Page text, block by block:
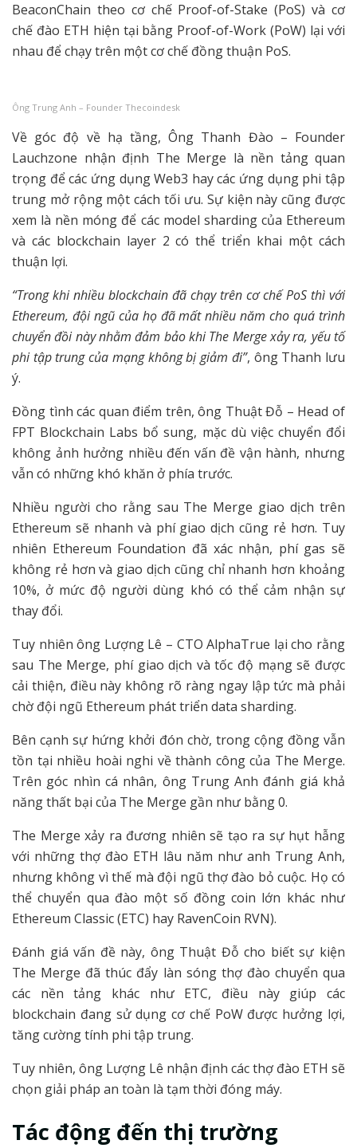
BeaconChain theo cơ chế Proof-of-Stake (PoS) và cơ
chế đào ETH hiện tại bằng Proof-of-Work (PoW) lại với
nhau để chạy trên một cơ chế đồng thuận PoS.
Ông Trung Anh – Founder Thecoindesk
Về góc độ về hạ tầng, Ông Thanh Đào – Founder
Lauchzone nhận định The Merge là nền tảng quan
trọng để các ứng dụng Web3 hay các ứng dụng phi tập
trung mở rộng một cách tối ưu. Sự kiện này cũng được
xem là nền móng để các model sharding của Ethereum
và các blockchain layer 2 có thể triển khai một cách
thuận lợi.
“Trong khi nhiều blockchain đã chạy trên cơ chế PoS thì với
Ethereum, đội ngũ của họ đã mất nhiều năm cho quá trình
chuyển đồi này nhằm đảm bảo khi The Merge xảy ra, yếu tố
phi tập trung của mạng không bị giảm đi”, ông Thanh lưu
ý.
Đồng tình các quan điểm trên, ông Thuật Đỗ – Head of
FPT Blockchain Labs bổ sung, mặc dù việc chuyển đổi
không ảnh hưởng nhiều đến vấn đề vận hành, nhưng
vẫn có những khó khăn ở phía trước.
Nhiều người cho rằng sau The Merge giao dịch trên
Ethereum sẽ nhanh và phí giao dịch cũng rẻ hơn. Tuy
nhiên Ethereum Foundation đã xác nhận, phí gas sẽ
không rẻ hơn và giao dịch cũng chỉ nhanh hơn khoảng
10%, ở mức độ người dùng khó có thể cảm nhận sự
thay đổi.
Tuy nhiên ông Lượng Lê – CTO AlphaTrue lại cho rằng
sau The Merge, phí giao dịch và tốc độ mạng sẽ được
cải thiện, điều này không rõ ràng ngay lập tức mà phải
chờ đội ngũ Ethereum phát triển data sharding.
Bên cạnh sự hứng khởi đón chờ, trong cộng đồng vẫn
tồn tại nhiều hoài nghi về thành công của The Merge.
Trên góc nhìn cá nhân, ông Trung Anh đánh giá khả
năng thất bại của The Merge gần như bằng 0.
The Merge xảy ra đương nhiên sẽ tạo ra sự hụt hẫng
với những thợ đào ETH lâu năm như anh Trung Anh,
nhưng không vì thế mà đội ngũ thợ đào bỏ cuộc. Họ có
thể chuyển qua đào một số đồng coin lớn khác như
Ethereum Classic (ETC) hay RavenCoin RVN).
Đánh giá vấn đề này, ông Thuật Đỗ cho biết sự kiện
The Merge đã thúc đẩy làn sóng thợ đào chuyển qua
các nền tảng khác như ETC, điều này giúp các
blockchain đang sử dụng cơ chế PoW được hưởng lợi,
tăng cường tính phi tập trung.
Tuy nhiên, ông Lượng Lê nhận định các thợ đào ETH sẽ
chọn giải pháp an toàn là tạm thời đóng máy.
Tác động đến thị trường